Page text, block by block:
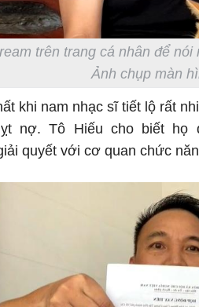
trên trang cá nhân để
Ảnh chụp màn
khi nam nhạc sĩ tiết lộ rất
nợ. Tô Hiếu cho biết họ
quyết với cơ quan chức